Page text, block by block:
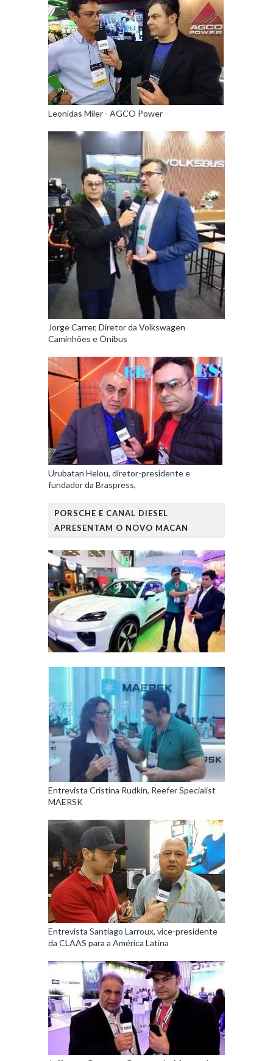
Leonidas Miler - AGCO Power
Jorge Carrer, Diretor da Volkswagen
Caminhões e Ônibus
Urubatan Helou, diretor-presidente e
fundador da Braspress,
PORSCHE E CANAL DIESEL
APRESENTAM O NOVO MACAN
Entrevista Cristina Rudkin, Reefer Specialist
MAERSK
Entrevista Santiago Larroux, vice-presidente
da CLAAS para a América Latina